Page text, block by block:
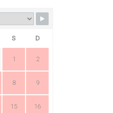
S D
1 2
8 9
15 16